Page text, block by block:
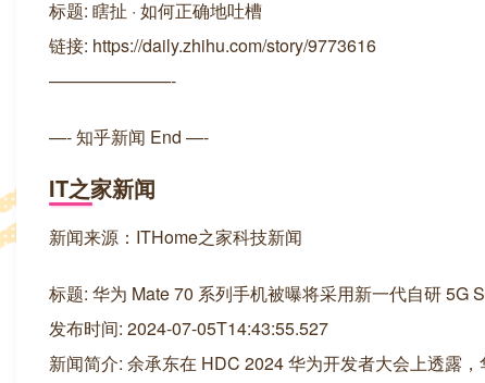
标题: 瞎扯 · 如何正确地吐槽
链接: https://daily.zhihu.com/story/9773616
———————-
—- 知乎新闻 End —-
IT之家新闻
新闻来源：ITHome之家科技新闻
标题: 华为 Mate 70 系列手机被曝将采用新一代自研 5G
发布时间: 2024-07-05T14:43:55.527
新闻简介: 余承东在 HDC 2024 华为开发者大会上透露